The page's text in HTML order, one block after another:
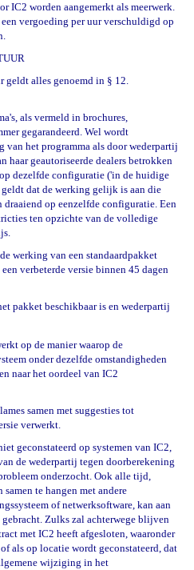
IC2 worden aangemerkt als meerwerk.
vergoeding per uur verschuldigd op
geldt alles genoemd in § 12.
als vermeld in brochures,
gegarandeerd. Wel wordt
van het programma als door wederpartij
haar geautoriseerde dealers betrokken
dezelfde configuratie ('in de huidige
geldt dat de werking gelijk is aan die
op eenzelfde configuratie. Een
ten opzichte van de volledige
werking van een standaardpakket
verbeterde versie binnen 45 dagen
pakket beschikbaar is en wederpartij
op de manier waarop de
onder dezelfde omstandigheden
naar het oordeel van IC2
samen met suggesties tot
verwerkt.
geconstateerd op systemen van IC2,
de wederpartij tegen doorberekening
onderzocht. Ook alle tijd,
te hangen met andere
of netwerksoftware, kan aan
Zulks zal achterwege blijven
met IC2 heeft afgesloten, waaronder
als op locatie wordt geconstateerd, dat
wijziging in het